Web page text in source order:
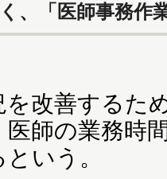
、「医師事務作
改善するた
師の業務時
いう。